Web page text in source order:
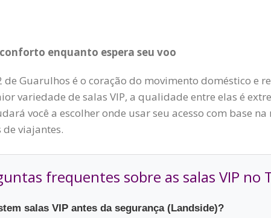
enquanto espera seu voo
de Guarulhos é o coração do movimento doméstico e
variedade de salas VIP, a qualidade entre elas é
você a escolher onde usar seu acesso com base
viajantes.
frequentes sobre as salas VIP no
salas VIP antes da segurança (Landside)?